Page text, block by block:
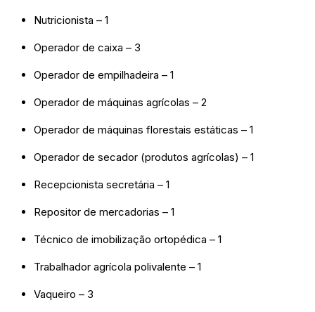
Nutricionista – 1
Operador de caixa – 3
Operador de empilhadeira – 1
Operador de máquinas agrícolas – 2
Operador de máquinas florestais estáticas – 1
Operador de secador (produtos agrícolas) – 1
Recepcionista secretária – 1
Repositor de mercadorias – 1
Técnico de imobilização ortopédica – 1
Trabalhador agrícola polivalente – 1
Vaqueiro – 3